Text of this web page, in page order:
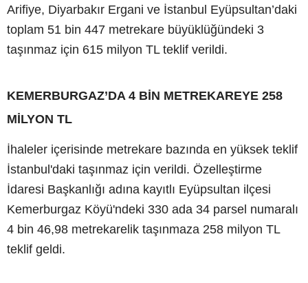
Arifiye, Diyarbakır Ergani ve İstanbul Eyüpsultan’daki
toplam 51 bin 447 metrekare büyüklüğündeki 3
taşınmaz için 615 milyon TL teklif verildi.
KEMERBURGAZ’DA 4 BİN METREKAREYE 258
MİLYON TL
İhaleler içerisinde metrekare bazında en yüksek teklif
İstanbul'daki taşınmaz için verildi. Özelleştirme
İdaresi Başkanlığı adına kayıtlı Eyüpsultan ilçesi
Kemerburgaz Köyü'ndeki 330 ada 34 parsel numaralı
4 bin 46,98 metrekarelik taşınmaza 258 milyon TL
teklif geldi.